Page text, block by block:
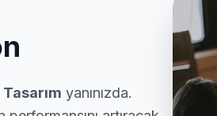
yanınızda.